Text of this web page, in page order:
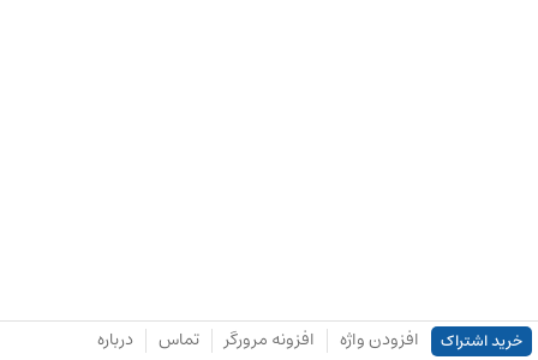
خرید اشتراک افزودن واژه افزونه مرورگر تماس درباره